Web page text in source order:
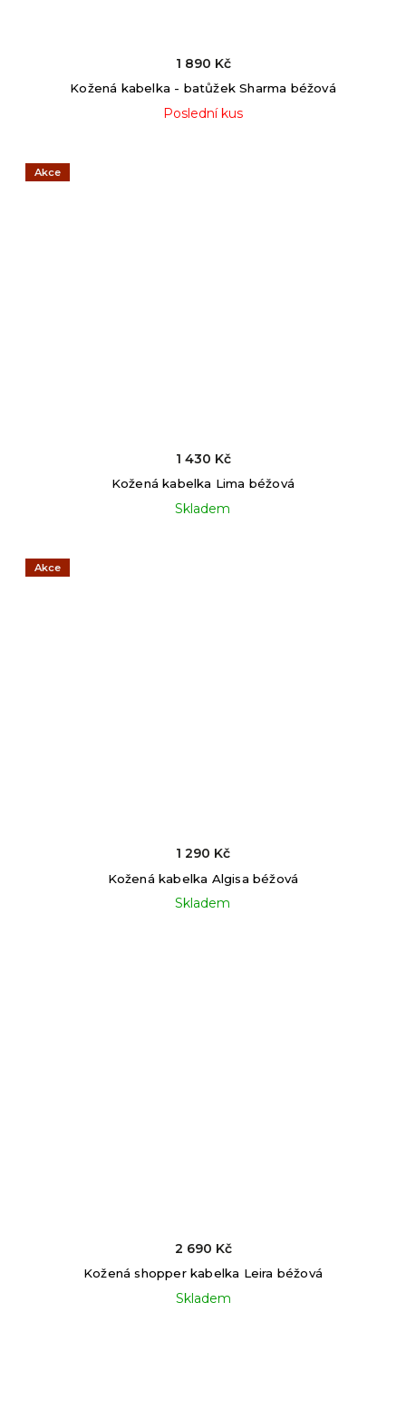
Kožená kabelka - batůžek Sharma béžová
Poslední kus
1 890 Kč
Akce
Kožená kabelka Lima béžová
Skladem
1 430 Kč
Akce
Kožená kabelka Algisa béžová
Skladem
1 290 Kč
Kožená shopper kabelka Leira béžová
Skladem
2 690 Kč